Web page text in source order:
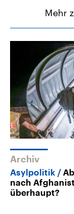
Mehr
Archiv
Asylpolitik
nach
überhaupt?